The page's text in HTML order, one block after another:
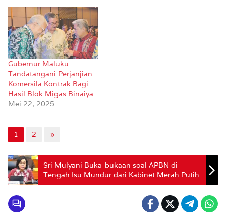
Gubernur Maluku
Tandatangani Perjanjian
Komersila Kontrak Bagi
Hasil Blok Migas Binaiya
Mei 22, 2025
1 2 »
Sri Mulyani Buka-bukaan soal APBN di
Tengah Isu Mundur dari Kabinet Merah Putih